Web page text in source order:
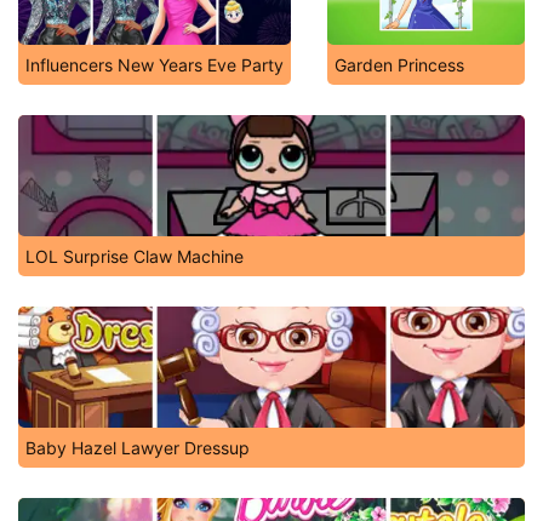
Influencers New Years Eve Party Garden Princess
LOL Surprise Claw Machine
Baby Hazel Lawyer Dressup